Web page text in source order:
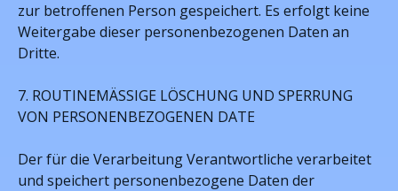
zur betroffenen Person gespeichert. Es erfolgt keine
Weitergabe dieser personenbezogenen Daten an
Dritte.
7. ROUTINEMÄSSIGE LÖSCHUNG UND SPERRUNG
VON PERSONENBEZOGENEN DATE
Der für die Verarbeitung Verantwortliche verarbeitet
und speichert personenbezogene Daten der